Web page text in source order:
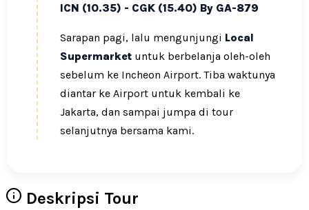
ICN (10.35) - CGK (15.40) By GA-879
Sarapan pagi, lalu mengunjungi Local
Supermarket untuk berbelanja oleh-oleh
sebelum ke Incheon Airport. Tiba waktunya
diantar ke Airport untuk kembali ke
Jakarta, dan sampai jumpa di tour
selanjutnya bersama kami.
Deskripsi Tour